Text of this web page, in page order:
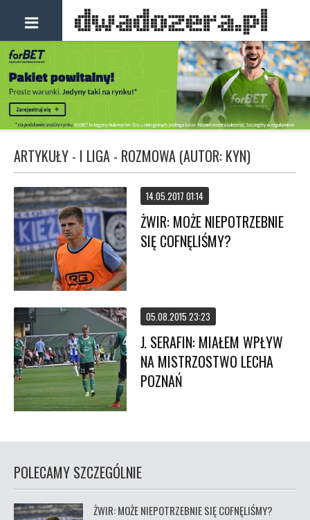
ARTYKUŁY - I LIGA - ROZMOWA (AUTOR: KYN)
14.05.2017 01:14
ŻWIR: MOŻE NIEPOTRZEBNIE
SIĘ COFNĘLIŚMY?
05.08.2015 23:23
J. SERAFIN: MIAŁEM WPŁYW
NA MISTRZOSTWO LECHA
POZNAŃ
POLECAMY SZCZEGÓLNIE
ŻWIR: MOŻE NIEPOTRZEBNIE SIĘ COFNĘLIŚMY?